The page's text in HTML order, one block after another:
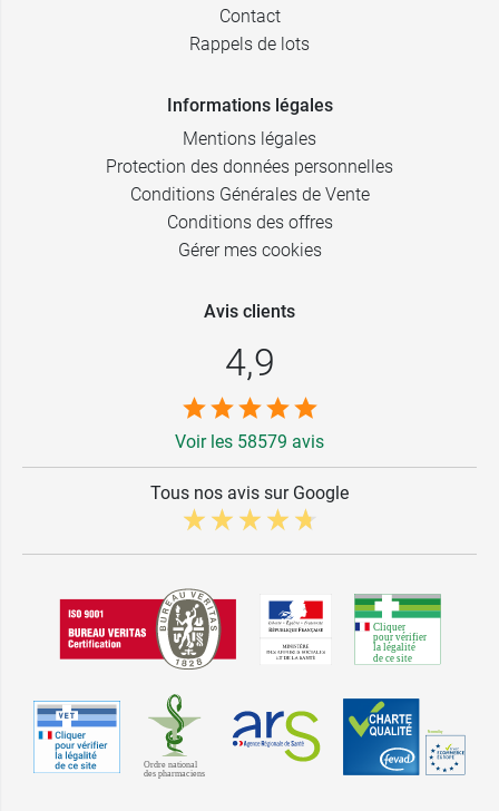
Contact
Rappels de lots
Informations légales
Mentions légales
Protection des données personnelles
Conditions Générales de Vente
Conditions des offres
Gérer mes cookies
Avis clients
4,9
Voir les 58579 avis
Tous nos avis sur Google